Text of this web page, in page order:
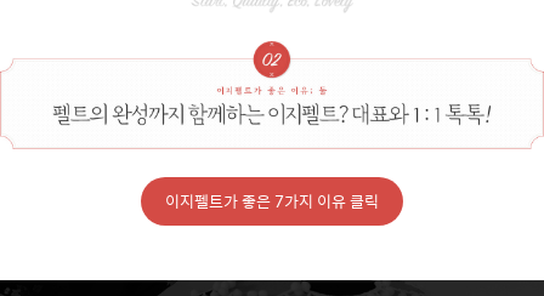
이지펠트가 좋은 7가지 이유 클릭